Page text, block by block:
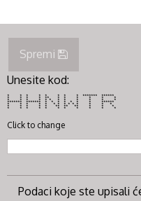
Spremi
Unesite kod:
* * * * * * * * ******* ******
* * * * ** * * * * * *
* * * * * * * * * * * *
******* ******* * * * * * * * ******
* * * * * * * * * * * * * *
* * * * * ** ** ** * * *
* * * * * * * * * * *
Click to change
Podaci koje ste upisali